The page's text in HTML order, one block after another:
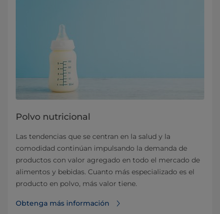
Polvo nutricional
Las tendencias que se centran en la salud y la
comodidad continúan impulsando la demanda de
productos con valor agregado en todo el mercado de
alimentos y bebidas. Cuanto más especializado es el
producto en polvo, más valor tiene.
Obtenga más información